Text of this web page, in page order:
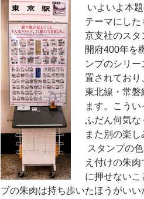
いよいよ本
テーマにし
京支社のスタ
開府400年を
ンプのシリ
置されており
東北線・常磐
ます。こうい
ふだん何気な
また別の楽し
スタンプの
え付けの朱
に押せない
プの朱肉は持ち歩いたほうがいい